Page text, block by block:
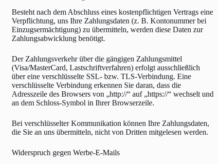
Besteht nach dem Abschluss eines kostenpflichtigen Vertrags eine
Verpflichtung, uns Ihre Zahlungsdaten (z. B. Kontonummer bei
Einzugsermächtigung) zu übermitteln, werden diese Daten zur
Zahlungsabwicklung benötigt.
Der Zahlungsverkehr über die gängigen Zahlungsmittel
(Visa/MasterCard, Lastschriftverfahren) erfolgt ausschließlich
über eine verschlüsselte SSL- bzw. TLS-Verbindung. Eine
verschlüsselte Verbindung erkennen Sie daran, dass die
Adresszeile des Browsers von „http://“ auf „https://“ wechselt und
an dem Schloss-Symbol in Ihrer Browserzeile.
Bei verschlüsselter Kommunikation können Ihre Zahlungsdaten,
die Sie an uns übermitteln, nicht von Dritten mitgelesen werden.
Widerspruch gegen Werbe-E-Mails